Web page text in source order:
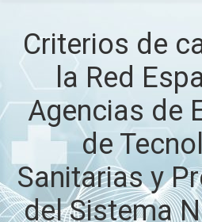
Criterios de
la Red
Agencias de
de
Sanitarias y
del Sistema